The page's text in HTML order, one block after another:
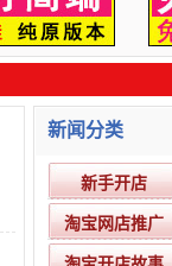
新闻分类
新手开店
淘宝网店推广